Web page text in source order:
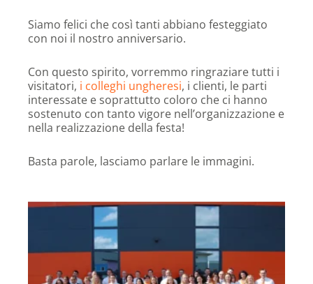
Siamo felici che così tanti abbiano festeggiato
con noi il nostro anniversario.
Con questo spirito, vorremmo ringraziare tutti i
visitatori, i colleghi ungheresi, i clienti, le parti
interessate e soprattutto coloro che ci hanno
sostenuto con tanto vigore nell’organizzazione e
nella realizzazione della festa!
Basta parole, lasciamo parlare le immagini.